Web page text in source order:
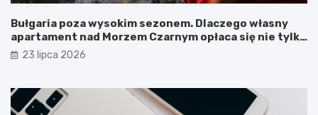
Bułgaria poza wysokim sezonem. Dlaczego własny
apartament nad Morzem Czarnym opłaca się nie tylko
latem?
23 lipca 2026